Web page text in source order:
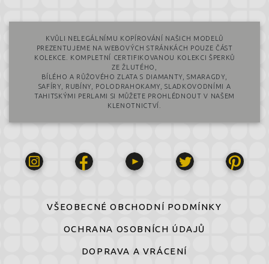
KVŮLI NELEGÁLNÍMU KOPÍROVÁNÍ NAŠICH MODELŮ
PREZENTUJEME NA WEBOVÝCH STRÁNKÁCH POUZE ČÁST
KOLEKCE. KOMPLETNÍ CERTIFIKOVANOU KOLEKCI ŠPERKŮ
ZE ŽLUTÉHO,
BÍLÉHO A RŮŽOVÉHO ZLATA S DIAMANTY, SMARAGDY,
SAFÍRY, RUBÍNY, POLODRAHOKAMY, SLADKOVODNÍMI A
TAHITSKÝMI PERLAMI SI MŮŽETE PROHLÉDNOUT V NAŠEM
KLENOTNICTVÍ.
VŠEOBECNÉ OBCHODNÍ PODMÍNKY
OCHRANA OSOBNÍCH ÚDAJŮ
DOPRAVA A VRÁCENÍ